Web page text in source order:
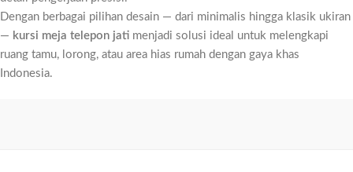
Dengan berbagai pilihan desain — dari minimalis hingga klasik ukiran
— kursi meja telepon jati menjadi solusi ideal untuk melengkapi
ruang tamu, lorong, atau area hias rumah dengan gaya khas
Indonesia.